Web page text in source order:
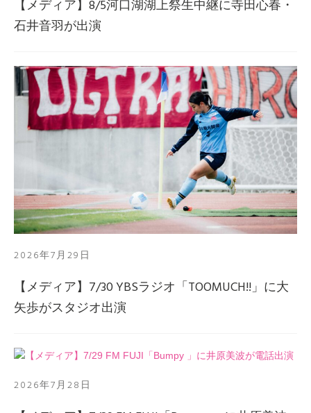
【メディア】8/5河口湖湖上祭生中継に寺田心春・
石井音羽が出演
2026年7月29日
【メディア】7/30 YBSラジオ「TOOMUCH!!」に大
矢歩がスタジオ出演
2026年7月28日